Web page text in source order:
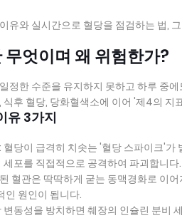
유와 실시간으로 혈당을 점검하는 법,
무엇이며 왜 위험한가?
정한 수준을 유지하지 못하고 하루 중
후 혈당, 당화혈색소에 이어 '제4의 지
유 3가지
: 혈당이 급격히 치솟는 '혈당 스파이크'가
포를 직접적으로 공격하여 파괴합니다.
혈관은 딱딱하게 굳는 동맥경화로 이
인 원인이 됩니다.
변동성을 방치하면 췌장의 인슐린 분비